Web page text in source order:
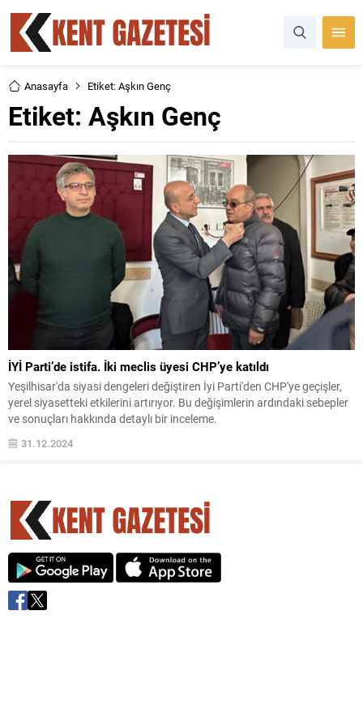
Anasayfa Etiket: Aşkın Genç
Etiket: Aşkın Genç
İYİ Parti’de istifa. İki meclis üyesi CHP’ye katıldı
Yeşilhisar'da siyasi dengeleri değiştiren İyi Parti'den CHP'ye geçişler,
yerel siyasetteki etkilerini artırıyor. Bu değişimlerin ardındaki sebepler
ve sonuçları hakkında detaylı bir inceleme.
31.12.2024